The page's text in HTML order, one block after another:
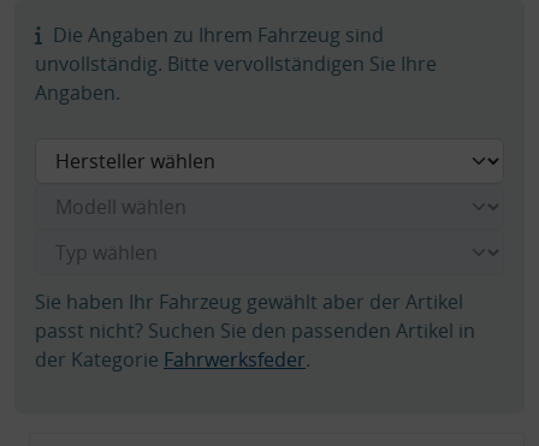
Die Angaben zu Ihrem Fahrzeug sind
unvollständig. Bitte vervollständigen Sie Ihre
Angaben.
Sie haben Ihr Fahrzeug gewählt aber der Artikel
passt nicht? Suchen Sie den passenden Artikel in
der Kategorie Fahrwerksfeder.